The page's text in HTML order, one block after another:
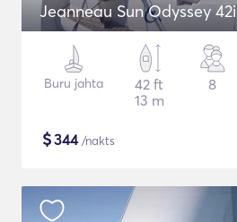
Jeanneau Sun Odyssey 42i
Buru jahta
42 ft
13 m
8
$344/nakts